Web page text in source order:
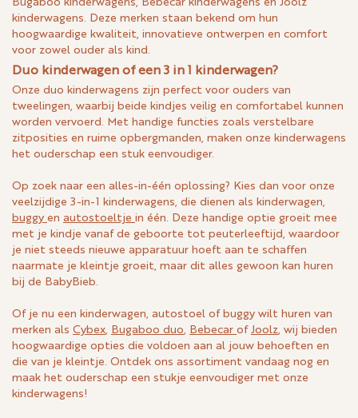
Bugaboo kinderwagens, Bebecar kinderwagens en Joolz
kinderwagens. Deze merken staan bekend om hun
hoogwaardige kwaliteit, innovatieve ontwerpen en comfort
voor zowel ouder als kind.
Duo kinderwagen of een 3 in 1 kinderwagen?
Onze duo kinderwagens zijn perfect voor ouders van
tweelingen, waarbij beide kindjes veilig en comfortabel kunnen
worden vervoerd. Met handige functies zoals verstelbare
zitposities en ruime opbergmanden, maken onze kinderwagens
het ouderschap een stuk eenvoudiger.
Op zoek naar een alles-in-één oplossing? Kies dan voor onze
veelzijdige 3-in-1 kinderwagens, die dienen als kinderwagen,
buggy en autostoeltje in één. Deze handige optie groeit mee
met je kindje vanaf de geboorte tot peuterleeftijd, waardoor
je niet steeds nieuwe apparatuur hoeft aan te schaffen
naarmate je kleintje groeit, maar dit alles gewoon kan huren
bij de BabyBieb.
Of je nu een kinderwagen, autostoel of buggy wilt huren van
merken als Cybex, Bugaboo duo, Bebecar of Joolz, wij bieden
hoogwaardige opties die voldoen aan al jouw behoeften en
die van je kleintje. Ontdek ons assortiment vandaag nog en
maak het ouderschap een stukje eenvoudiger met onze
kinderwagens!